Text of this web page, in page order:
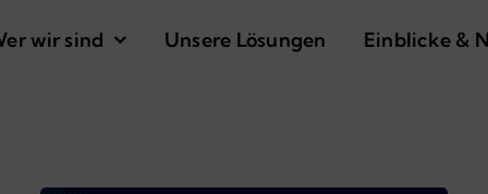
wir sind Unsere Lösungen Einblicke &